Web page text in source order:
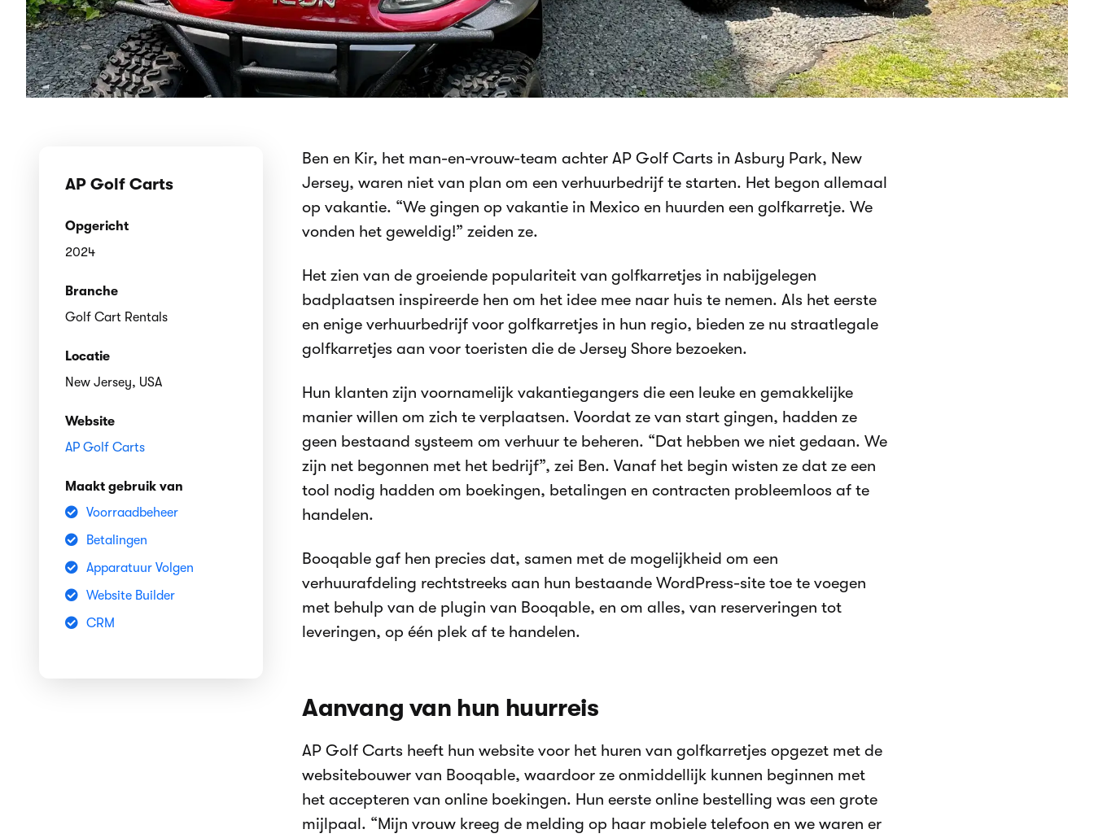
AP Golf Carts
Opgericht
2024
Branche
Golf Cart Rentals
Locatie
New Jersey, USA
Website
AP Golf Carts
Maakt gebruik van
Voorraadbeheer
Betalingen
Apparatuur Volgen
Website Builder
CRM
Ben en Kir, het man-en-vrouw-team achter AP Golf Carts in Asbury Park, New
Jersey, waren niet van plan om een verhuurbedrijf te starten. Het begon allemaal
op vakantie. “We gingen op vakantie in Mexico en huurden een golfkarretje. We
vonden het geweldig!” zeiden ze.
Het zien van de groeiende populariteit van golfkarretjes in nabijgelegen
badplaatsen inspireerde hen om het idee mee naar huis te nemen. Als het eerste
en enige verhuurbedrijf voor golfkarretjes in hun regio, bieden ze nu straatlegale
golfkarretjes aan voor toeristen die de Jersey Shore bezoeken.
Hun klanten zijn voornamelijk vakantiegangers die een leuke en gemakkelijke
manier willen om zich te verplaatsen. Voordat ze van start gingen, hadden ze
geen bestaand systeem om verhuur te beheren. “Dat hebben we niet gedaan. We
zijn net begonnen met het bedrijf”, zei Ben. Vanaf het begin wisten ze dat ze een
tool nodig hadden om boekingen, betalingen en contracten probleemloos af te
handelen.
Booqable gaf hen precies dat, samen met de mogelijkheid om een
verhuurafdeling rechtstreeks aan hun bestaande WordPress-site toe te voegen
met behulp van de plugin van Booqable, en om alles, van reserveringen tot
leveringen, op één plek af te handelen.
Aanvang van hun huurreis
AP Golf Carts heeft hun website voor het huren van golfkarretjes opgezet met de
websitebouwer van Booqable, waardoor ze onmiddellijk kunnen beginnen met
het accepteren van online boekingen. Hun eerste online bestelling was een grote
mijlpaal. “Mijn vrouw kreeg de melding op haar mobiele telefoon en we waren er